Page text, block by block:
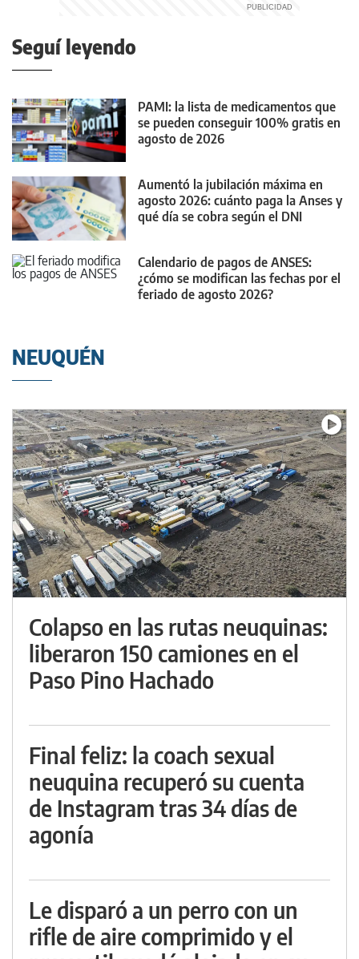
Seguí leyendo
PAMI: la lista de medicamentos que
se pueden conseguir 100% gratis en
agosto de 2026
Aumentó la jubilación máxima en
agosto 2026: cuánto paga la Anses y
qué día se cobra según el DNI
Calendario de pagos de ANSES:
¿cómo se modifican las fechas por el
feriado de agosto 2026?
NEUQUÉN
Colapso en las rutas neuquinas:
liberaron 150 camiones en el
Paso Pino Hachado
Final feliz: la coach sexual
neuquina recuperó su cuenta
de Instagram tras 34 días de
agonía
Le disparó a un perro con un
rifle de aire comprimido y el